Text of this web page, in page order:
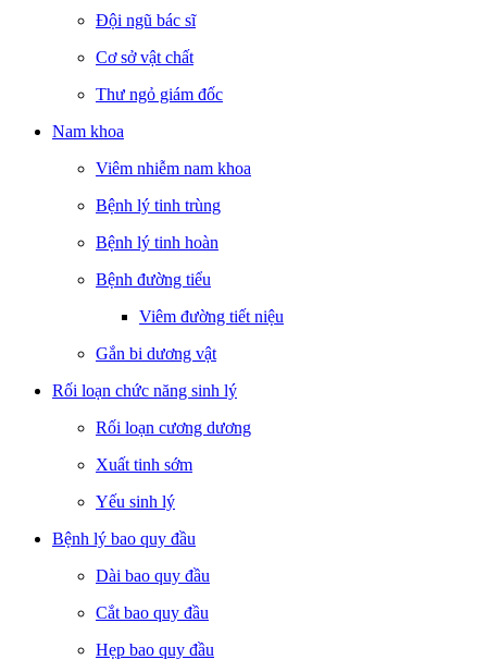
Đội ngũ bác sĩ
Cơ sở vật chất
Thư ngỏ giám đốc
Nam khoa
Viêm nhiễm nam khoa
Bệnh lý tinh trùng
Bệnh lý tinh hoàn
Bệnh đường tiểu
Viêm đường tiết niệu
Gắn bi dương vật
Rối loạn chức năng sinh lý
Rối loạn cương dương
Xuất tinh sớm
Yếu sinh lý
Bệnh lý bao quy đầu
Dài bao quy đầu
Cắt bao quy đầu
Hẹp bao quy đầu